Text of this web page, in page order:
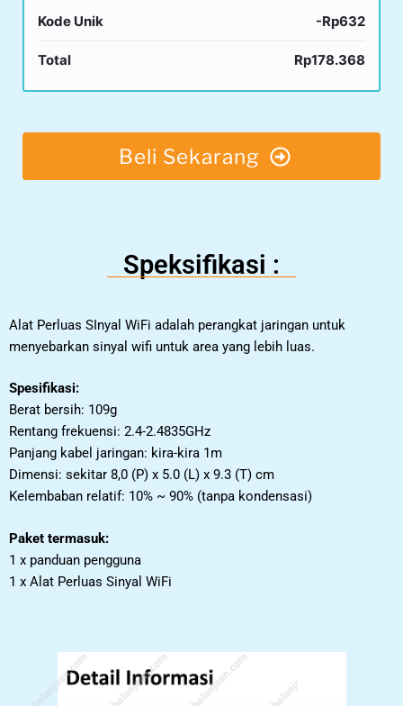
Kode Unik -Rp632
Total Rp178.368
Beli Sekarang
Speksifikasi :
Alat Perluas SInyal WiFi adalah perangkat jaringan untuk
menyebarkan sinyal wifi untuk area yang lebih luas.
Spesifikasi:
Berat bersih: 109g
Rentang frekuensi: 2.4-2.4835GHz
Panjang kabel jaringan: kira-kira 1m
Dimensi: sekitar 8,0 (P) x 5.0 (L) x 9.3 (T) cm
Kelembaban relatif: 10% ~ 90% (tanpa kondensasi)
Paket termasuk:
1 x panduan pengguna
1 x Alat Perluas Sinyal WiFi